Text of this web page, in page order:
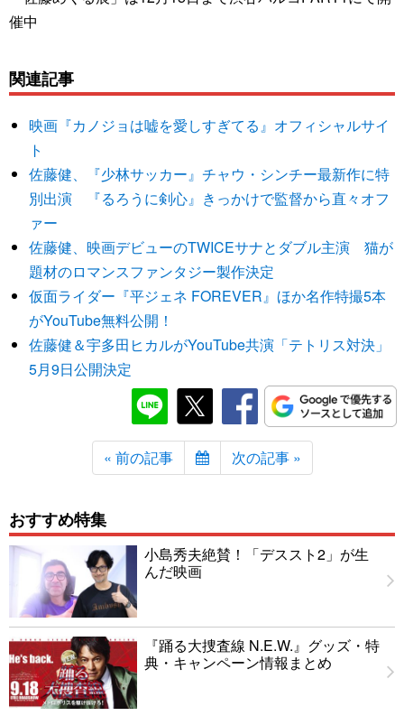
催中
関連記事
映画『カノジョは嘘を愛しすぎてる』オフィシャルサイ
ト
佐藤健、『少林サッカー』チャウ・シンチー最新作に特
別出演 『るろうに剣心』きっかけで監督から直々オフ
ァー
佐藤健、映画デビューのTWICEサナとダブル主演 猫が
題材のロマンスファンタジー製作決定
仮面ライダー『平ジェネ FOREVER』ほか名作特撮5本
がYouTube無料公開！
佐藤健＆宇多田ヒカルがYouTube共演「テトリス対決」
5月9日公開決定
« 前の記事 次の記事 »
おすすめ特集
小島秀夫絶賛！「デススト2」が生
んだ映画
『踊る大捜査線 N.E.W.』グッズ・特
典・キャンペーン情報まとめ